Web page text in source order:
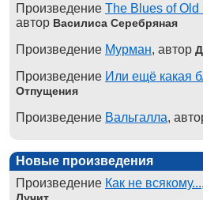
Произведение The Blues of
автор Василиса Серебряная
Произведение Мурман, автор
Произведение Или ещё какая
Отпущения
Произведение Вальгалла,
Новые произведения
Произведение Как не всякому...
Лучит